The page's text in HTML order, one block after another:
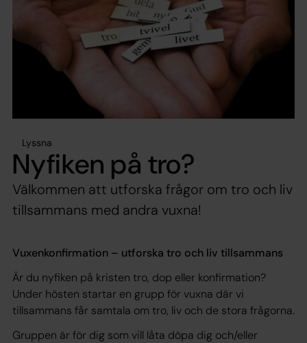
Lyssna
Nyfiken på tro?
Välkommen att utforska frågor om tro och liv
tillsammans med andra vuxna!
Vuxenkonfirmation – utforska tro och liv tillsammans
Är du nyfiken på kristen tro, dop eller konfirmation?
Under hösten startar en grupp för vuxna där vi
tillsammans får samtala om tro, liv och de stora frågorna.
Gruppen är för dig som vill låta döpa dig och/eller